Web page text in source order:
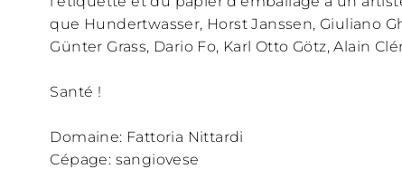
que Hundertwasser, Horst Janssen, Giuliano
Günter Grass, Dario Fo, Karl Otto Götz, Alain
Santé !
Domaine: Fattoria Nittardi
Cépage: sangiovese